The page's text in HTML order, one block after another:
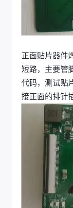
正面贴片器件
短路，主要管
代码，测试贴
接正面的排针